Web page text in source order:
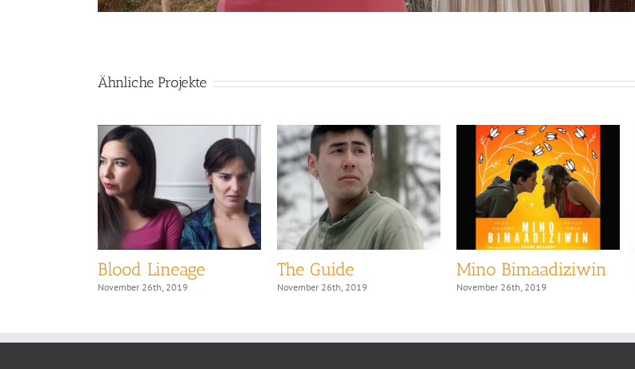
Ähnliche Projekte
Blood Lineage
November 26th, 2019
The Guide
November 26th, 2019
Mino Bimaadiziwin
November 26th, 2019